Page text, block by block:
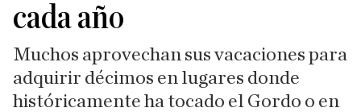
cada año
Muchos aprovechan sus vacaciones para
adquirir décimos en lugares donde
históricamente ha tocado el Gordo o en